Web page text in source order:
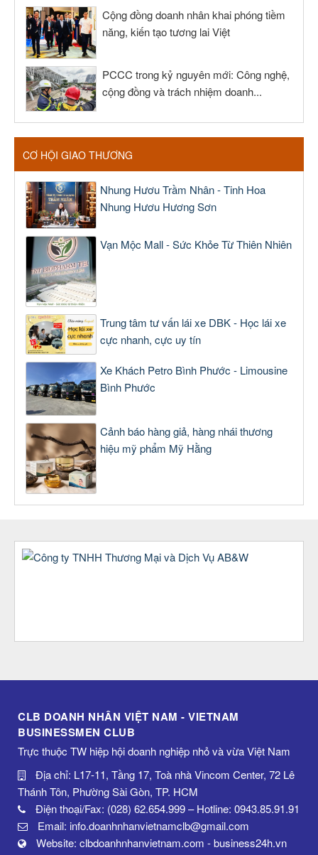
Cộng đồng doanh nhân khai phóng tiềm
năng, kiến tạo tương lai Việt
PCCC trong kỷ nguyên mới: Công nghệ,
cộng đồng và trách nhiệm doanh...
CƠ HỘI GIAO THƯƠNG
Nhung Hươu Trầm Nhân - Tinh Hoa
Nhung Hươu Hương Sơn
Vạn Mộc Mall - Sức Khỏe Từ Thiên Nhiên
Trung tâm tư vấn lái xe DBK - Học lái xe
cực nhanh, cực uy tín
Xe Khách Petro Bình Phước - Limousine
Bình Phước
Cảnh báo hàng giả, hàng nhái thương
hiệu mỹ phẩm Mỹ Hằng
CLB DOANH NHÂN VIỆT NAM - VIETNAM
BUSINESSMEN CLUB
Trực thuộc TW hiệp hội doanh nghiệp nhỏ và vừa Việt Nam
Địa chỉ: L17-11, Tầng 17, Toà nhà Vincom Center, 72 Lê
Thánh Tôn, Phường Sài Gòn, TP. HCM
Điện thoại/Fax: (028) 62.654.999 – Hotline: 0943.85.91.91
Email: info.doanhnhanvietnamclb@gmail.com
Website: clbdoanhnhanvietnam.com - business24h.vn